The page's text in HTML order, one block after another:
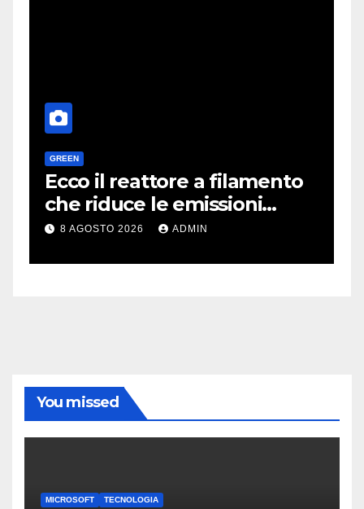
GREEN
Ecco il reattore a filamento
che riduce le emissioni
dell’industria chimica
8 AGOSTO 2026 ADMIN
You missed
MICROSOFT TECNOLOGIA